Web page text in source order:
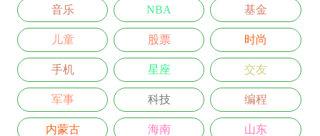
音乐 NBA 基金
儿童 股票 时尚
手机 星座 交友
军事 科技 编程
内蒙古 海南 山东